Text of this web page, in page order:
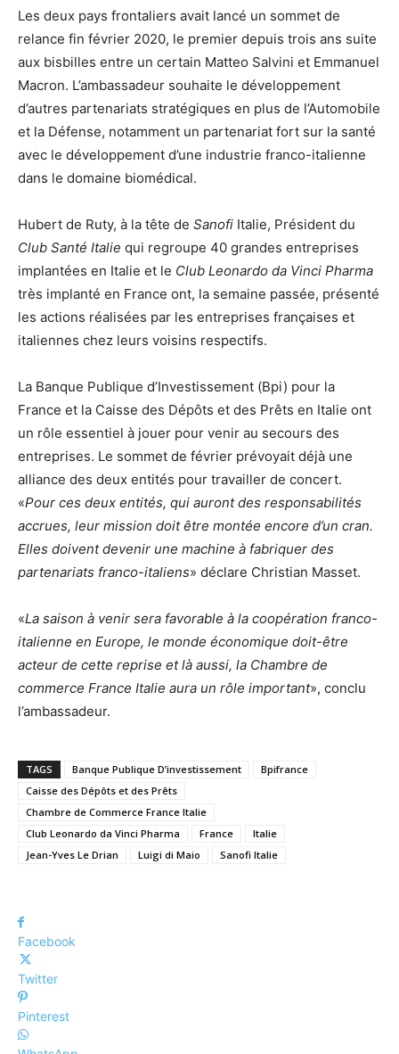
Les deux pays frontaliers avait lancé un sommet de
relance fin février 2020, le premier depuis trois ans suite
aux bisbilles entre un certain Matteo Salvini et Emmanuel
Macron. L’ambassadeur souhaite le développement
d’autres partenariats stratégiques en plus de l’Automobile
et la Défense, notamment un partenariat fort sur la santé
avec le développement d’une industrie franco-italienne
dans le domaine biomédical.
Hubert de Ruty, à la tête de Sanofi Italie, Président du
Club Santé Italie qui regroupe 40 grandes entreprises
implantées en Italie et le Club Leonardo da Vinci Pharma
très implanté en France ont, la semaine passée, présenté
les actions réalisées par les entreprises françaises et
italiennes chez leurs voisins respectifs.
La Banque Publique d’Investissement (Bpi) pour la
France et la Caisse des Dépôts et des Prêts en Italie ont
un rôle essentiel à jouer pour venir au secours des
entreprises. Le sommet de février prévoyait déjà une
alliance des deux entités pour travailler de concert.
«Pour ces deux entités, qui auront des responsabilités
accrues, leur mission doit être montée encore d’un cran.
Elles doivent devenir une machine à fabriquer des
partenariats franco-italiens» déclare Christian Masset.
«La saison à venir sera favorable à la coopération franco-
italienne en Europe, le monde économique doit-être
acteur de cette reprise et là aussi, la Chambre de
commerce France Italie aura un rôle important», conclu
l’ambassadeur.
TAGS Banque Publique D’investissement
Bpifrance
Caisse des Dépôts et des Prêts
Chambre de Commerce France Italie
Club Leonardo da Vinci Pharma
France
Italie
Jean-Yves Le Drian
Luigi di Maio Sanofi Italie
Facebook
Twitter
Pinterest